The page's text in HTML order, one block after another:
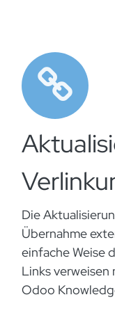
Die
Übernahme
einfache Weise
Links
Odoo